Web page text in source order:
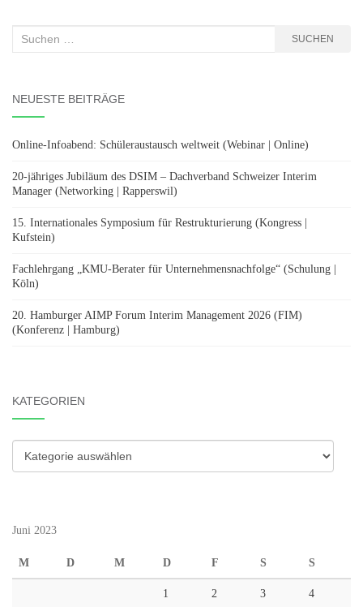
Suchen
SUCHEN
NEUESTE BEITRÄGE
Online-Infoabend: Schüleraustausch weltweit (Webinar | Online)
20-jähriges Jubiläum des DSIM – Dachverband Schweizer Interim
Manager (Networking | Rapperswil)
15. Internationales Symposium für Restrukturierung (Kongress |
Kufstein)
Fachlehrgang „KMU-Berater für Unternehmensnachfolge“ (Schulung |
Köln)
20. Hamburger AIMP Forum Interim Management 2026 (FIM)
(Konferenz | Hamburg)
KATEGORIEN
Kategorien
Juni 2023
M D M D F S S
1 2 3 4